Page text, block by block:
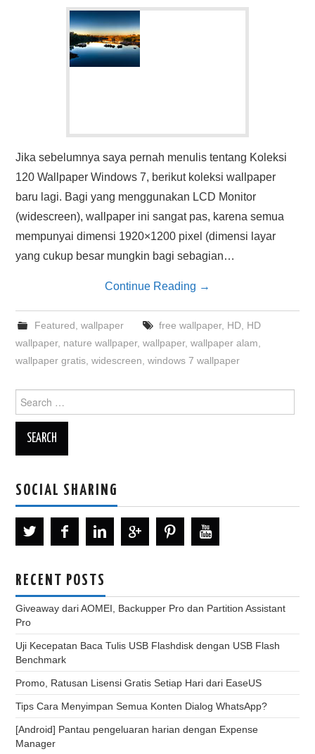
HASIL PENCARIAN
Jika sebelumnya saya pernah menulis tentang Koleksi
120 Wallpaper Windows 7, berikut koleksi wallpaper
baru lagi. Bagi yang menggunakan LCD Monitor
(widescreen), wallpaper ini sangat pas, karena semua
mempunyai dimensi 1920×1200 pixel (dimensi layar
yang cukup besar mungkin bagi sebagian…
Continue Reading →
Featured wallpaper free wallpaper, HD, HD
wallpaper, nature wallpaper,wallpaper,wallpaper alam
wallpaper gratis ,widescreen ,windows 7 wallpaper
for:
SOCIAL SHARING
RECENT POSTS
Giveaway dari AOMEI, Backupper Pro dan Partition Assistant
Pro
Uji Kecepatan Baca Tulis USB Flashdisk dengan USB Flash
Benchmark
Promo, Ratusan Lisensi Gratis Setiap Hari dari EaseUS
Tips Cara Menyimpan Semua Konten Dialog WhatsApp?
[Android] Pantau pengeluaran harian dengan Expense
Manager